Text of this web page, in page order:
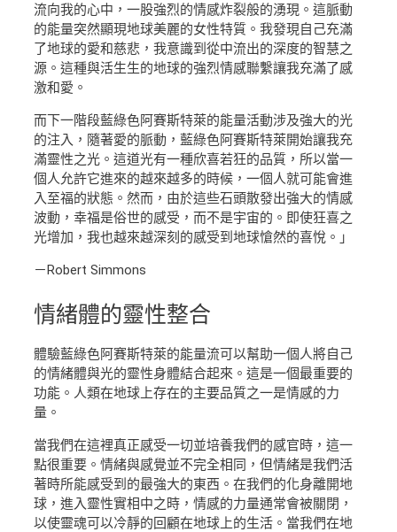
流向我的心中，一股強烈的情感炸裂般的湧現。這脈動
的能量突然顯現地球美麗的女性特質。我發現自己充滿
了地球的愛和慈悲，我意識到從中流出的深度的智慧之
源。這種與活生生的地球的強烈情感聯繫讓我充滿了感
激和愛。
而下一階段藍綠色阿賽斯特萊的能量活動涉及強大的光
的注入，隨著愛的脈動，藍綠色阿賽斯特萊開始讓我充
滿靈性之光。這道光有一種欣喜若狂的品質，所以當一
個人允許它進來的越來越多的時候，一個人就可能會進
入至福的狀態。然而，由於這些石頭散發出強大的情感
波動，幸福是俗世的感受，而不是宇宙的。即使狂喜之
光增加，我也越來越深刻的感受到地球愴然的喜悅。」
－Robert Simmons
情緒體的靈性整合
體驗藍綠色阿賽斯特萊的能量流可以幫助一個人將自己
的情緒體與光的靈性身體結合起來。這是一個最重要的
功能。人類在地球上存在的主要品質之一是情感的力
量。
當我們在這裡真正感受一切並培養我們的感官時，這一
點很重要。情緒與感覺並不完全相同，但情緒是我們活
著時所能感受到的最強大的東西。在我們的化身離開地
球，進入靈性實相中之時，情感的力量通常會被關閉，
以使靈魂可以冷靜的回顧在地球上的生活。當我們在地